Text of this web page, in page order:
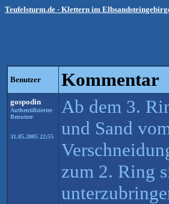
Teufelsturm.de - Klettern im
Benutzer Kommentar
gospodin
Authentifizierter
Benutzer
31.05.2005 22:55
Ab dem 3.
und Sand
zum 2. Ring